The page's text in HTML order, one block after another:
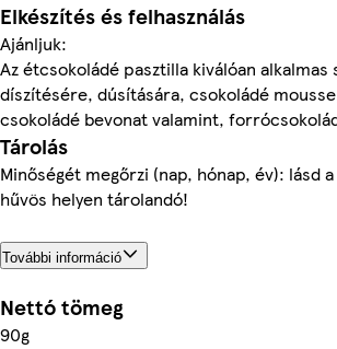
Elkészítés és felhasználás
Ajánljuk:
Az étcsokoládé pasztilla kiválóan alkalmas
díszítésére, dúsítására, csokoládé
csokoládé bevonat valamint,
Tárolás
Minőségét megőrzi (nap, hónap, év): lásd
hűvös helyen tárolandó!
További információ
Nettó tömeg
90g